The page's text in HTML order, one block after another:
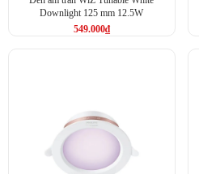
Downlight 125 mm 12.5W
549.000₫